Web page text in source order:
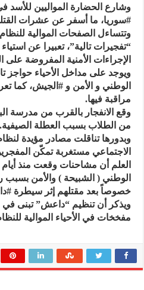
وشارع الحضارة المواليين
#سوريا، ما أسفر عن عشرات
وتتساءل الصفحات الموالية
“تفجيرات تالية”، تعبيرا عن
الإجراءات الأمنية المفروضة على
ويوجد على مداخل الأحياء حواجز
الوطني و الأمن و #الجيش، كما
مراقبة فيها.
وقع الانفجار بالقرب من مدرسة
من الطلاب بسبب العطلة الصيفية.
وبدورها تناقلت مصادر مؤيدة
الاجتماعي مستغربة تمكّن
العلم أن مشاحنات وقعت منذ أيام
الوطني ( الشبيحة ) والأمن بسبب
خصوصاً بعد مقتلهم إثر سيطرة
ويذكر أن تنظيم “داعش” تبنى
مفخخات في الأحياء الموالية